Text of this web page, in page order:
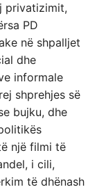
privatizimit,
PD
në shpalljet
dhe
informale
shprehjes së
bujku, dhe
një filmi të
i cili,
të dhënash